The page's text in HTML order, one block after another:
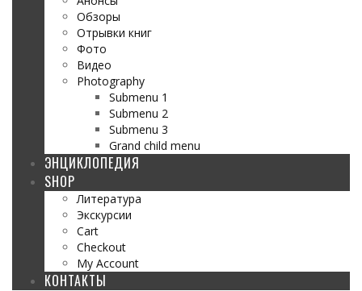
Обзоры
Отрывки книг
Фото
Видео
Photography
Submenu 1
Submenu 2
Submenu 3
Grand child menu
ЭНЦИКЛОПЕДИЯ
SHOP
Литература
Экскурсии
Cart
Checkout
My Account
КОНТАКТЫ